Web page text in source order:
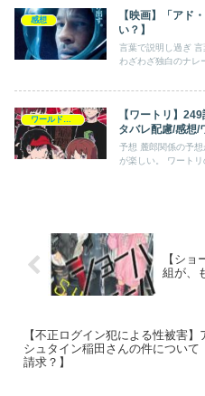
感想
【映画】「アド
い？】
言葉で説明し過ぎ 言
わざわざ独白のナレ
ワールドトリガー
【ワートリ】
タバレ配慮/感想/
予想 麓郎関係の予
が楽しい。 ワートリ
【シ
組が、
【不正ログイン犯による性被害】
シュタイン稲田さんの件について
請求？】